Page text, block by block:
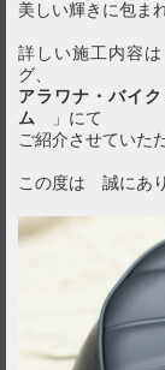
美しい輝きに包ま
詳しい施工内
グ、
アラワナ・バイ
ム 」にて
ご紹介させていた
この度は 誠にあ